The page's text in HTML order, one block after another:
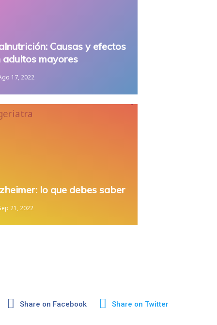
Causas y efectos
adultos mayores
17, 2022
lo que debes saber
21, 2022
Share on Facebook Share on Twitter